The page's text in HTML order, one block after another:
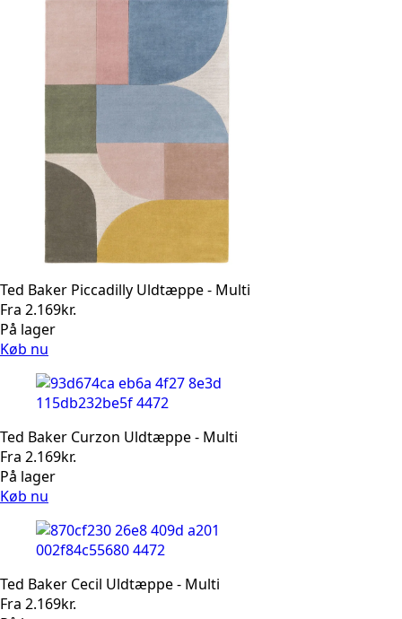
Ted Baker Piccadilly Uldtæppe - Multi
Fra 2.169kr.
På lager
Køb nu
Ted Baker Curzon Uldtæppe - Multi
Fra 2.169kr.
På lager
Køb nu
Ted Baker Cecil Uldtæppe - Multi
Fra 2.169kr.